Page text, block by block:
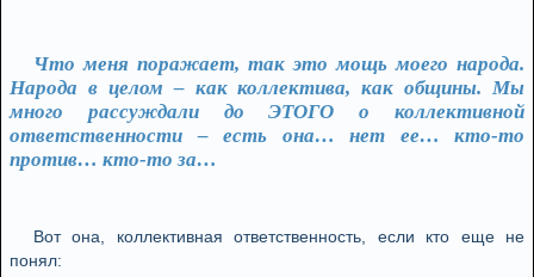
Что меня поражает, так это мощь моего народа.
Народа в целом – как коллектива, как общины. Мы
много рассуждали до ЭТОГО о коллективной
ответственности – есть она… нет ее… кто-то
против… кто-то за…
Вот она, коллективная ответственность, если кто еще не
понял: